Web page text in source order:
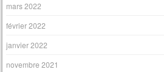
mars 2022
février 2022
janvier 2022
novembre 2021